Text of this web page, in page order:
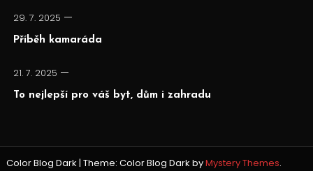
29. 7. 2025
Příběh kamaráda
21. 7. 2025
To nejlepší pro váš byt, dům i zahradu
Color Blog Dark | Theme: Color Blog Dark byMystery Themes.